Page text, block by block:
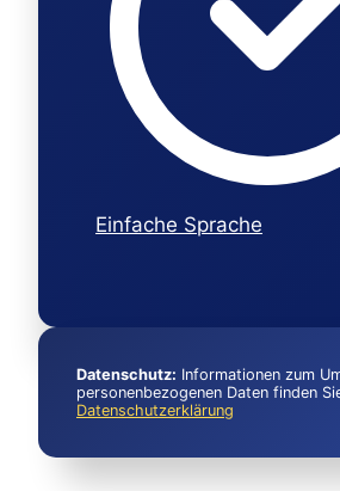
Einfache Sprache
Datenschutz: Informationen zum
personenbezogenen Daten finden
Datenschutzerklärung